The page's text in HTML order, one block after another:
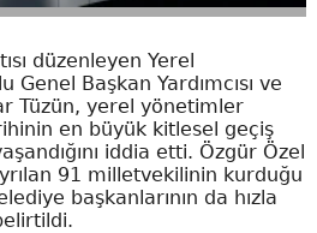
düzenleyen Yerel
Başkan Yardımcısı ve
Tüzün, yerel yönetimler
en büyük kitlesel geçiş
iddia etti. Özgür Özel
91 milletvekilinin kurduğu
başkanlarının da hızla